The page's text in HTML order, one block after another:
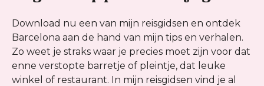
Download nu een van mijn reisgidsen en ontdek
Barcelona aan de hand van mijn tips en verhalen.
Zo weet je straks waar je precies moet zijn voor dat
enne verstopte barretje of pleintje, dat leuke
winkel of restaurant. In mijn reisgidsen vind je al